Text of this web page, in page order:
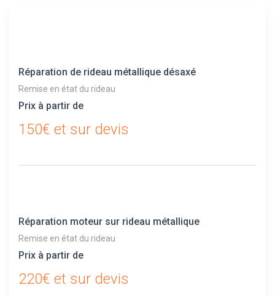
Réparation de rideau métallique désaxé
Remise en état du rideau
Prix à partir de
150€ et sur devis
Réparation moteur sur rideau métallique
Remise en état du rideau
Prix à partir de
220€ et sur devis